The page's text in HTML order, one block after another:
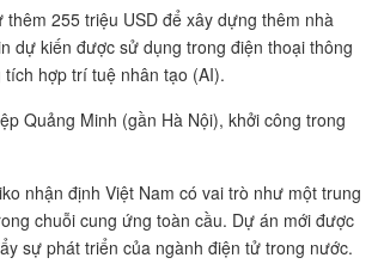
255 triệu USD để xây dựng thêm nhà
dự kiến được sử dụng trong điện thoại thông
hợp trí tuệ nhân tạo (AI).
Quảng Minh (gần Hà Nội), khởi công trong
nhận định Việt Nam có vai trò như một trung
chuỗi cung ứng toàn cầu. Dự án mới được
sự phát triển của ngành điện tử trong nước.